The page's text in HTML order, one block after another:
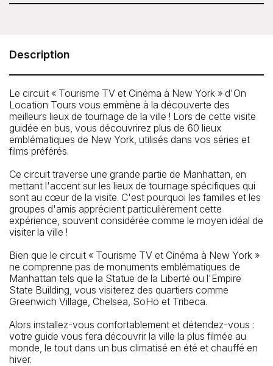
upon purchase)
Téléphone: 212-913-9780
Description
Le circuit « Tourisme TV et Cinéma à New York » d'On
Location Tours vous emmène à la découverte des
meilleurs lieux de tournage de la ville ! Lors de cette visite
guidée en bus, vous découvrirez plus de 60 lieux
emblématiques de New York, utilisés dans vos séries et
films préférés.
Ce circuit traverse une grande partie de Manhattan, en
mettant l'accent sur les lieux de tournage spécifiques qui
sont au cœur de la visite. C'est pourquoi les familles et les
groupes d'amis apprécient particulièrement cette
expérience, souvent considérée comme le moyen idéal de
visiter la ville !
Bien que le circuit « Tourisme TV et Cinéma à New York »
ne comprenne pas de monuments emblématiques de
Manhattan tels que la Statue de la Liberté ou l'Empire
State Building, vous visiterez des quartiers comme
Greenwich Village, Chelsea, SoHo et Tribeca.
Alors installez-vous confortablement et détendez-vous :
votre guide vous fera découvrir la ville la plus filmée au
monde, le tout dans un bus climatisé en été et chauffé en
hiver.